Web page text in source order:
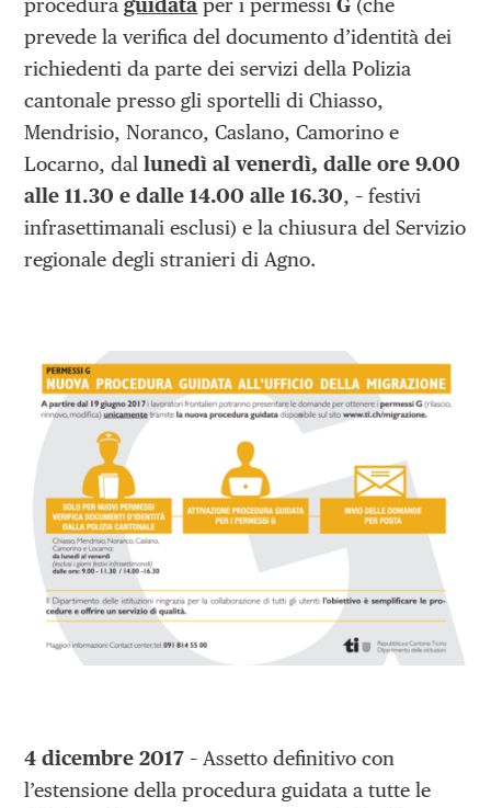
proceduraguidata per i permessiG (che
prevede la verifica del documento d’identità dei
richiedenti da parte dei servizi della Polizia
cantonale presso gli sportelli di Chiasso,
Mendrisio, Noranco, Caslano, Camorino e
Locarno, dallunedì al venerdì, dalle ore 9.00
alle 11.30 e dalle 14.00 alle 16.30, – festivi
infrasettimanali esclusi) e la chiusura del Servizio
regionale degli stranieri di Agno.
4 dicembre 2017 – Assetto definitivo con
l’estensione della procedura guidata a tutte le